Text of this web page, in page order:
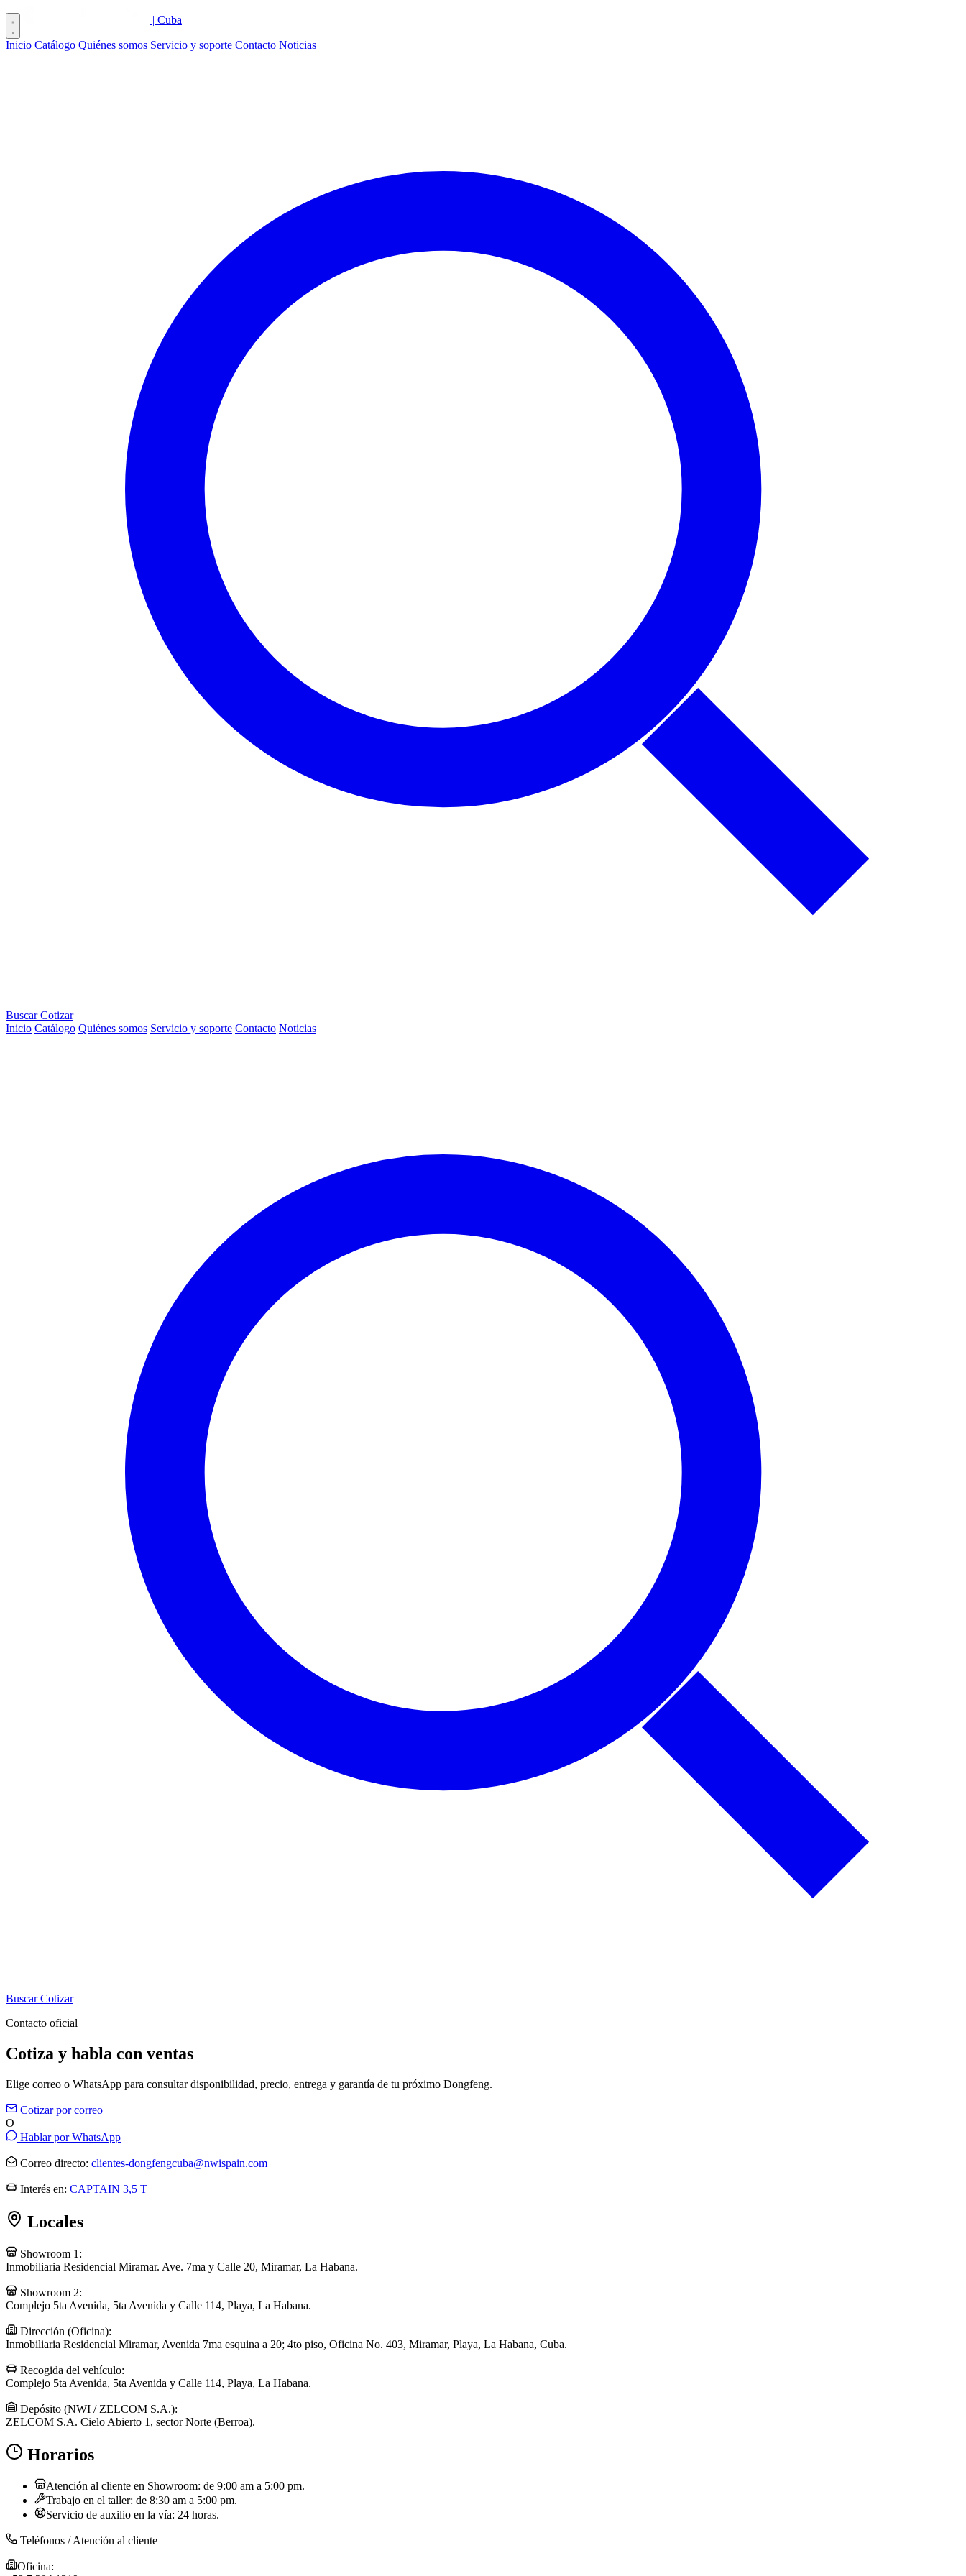
| Cuba
Inicio Catálogo Quiénes somos Servicio y soporte Contacto Noticias
BuscarCotizar
Inicio Catálogo Quiénes somos Servicio y soporte Contacto Noticias
BuscarCotizar
Contacto oficial
Cotiza y habla con ventas
Elige correo o WhatsApp para consultar disponibilidad, precio, entrega y garantía de tu próximo Dongfeng.
Cotizar por correo
O
Hablar por WhatsApp
Correo directo: clientes-dongfengcuba@nwispain.com
Interés en: CAPTAIN 3,5 T
Locales
Showroom 1:
Inmobiliaria Residencial Miramar. Ave. 7ma y Calle 20, Miramar, La Habana.
Showroom 2:
Complejo 5ta Avenida, 5ta Avenida y Calle 114, Playa, La Habana.
Dirección (Oficina):
Inmobiliaria Residencial Miramar, Avenida 7ma esquina a 20; 4to piso, Oficina No. 403, Miramar, Playa, La Habana, Cuba.
Recogida del vehículo:
Complejo 5ta Avenida, 5ta Avenida y Calle 114, Playa, La Habana.
Depósito (NWI / ZELCOM S.A.):
ZELCOM S.A. Cielo Abierto 1, sector Norte (Berroa).
Horarios
Atención al cliente en Showroom: de 9:00 am a 5:00 pm.
Trabajo en el taller: de 8:30 am a 5:00 pm.
Servicio de auxilio en la vía: 24 horas.
Teléfonos / Atención al cliente
Oficina: